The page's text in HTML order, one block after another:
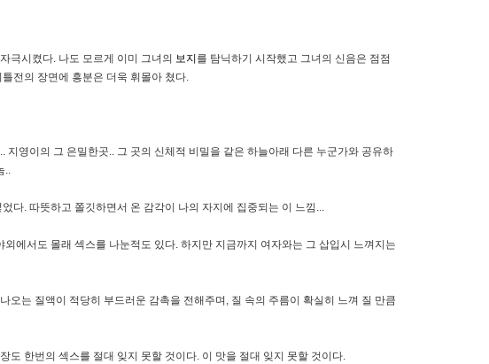
극시켰다. 나도 모르게 이미 그녀의 보지 를 탐닉하기 시작했고 그녀의 신음은 점점
전의 장면에 흥분은 더욱 휘몰아 쳤다.
지영이의 그 은밀한곳.. 그 곳의 신체적 비밀을 같은 하늘아래 다른 누군가와 공유하
..
다. 따뜻하고 쫄깃하면서 온 감각이 나의 자지에 집중되는 이 느낌...
에서도 몰래 섹스를 나눈적도 있다. 하지만 지금까지 여자와는 그 삽입시 느껴지는
는 질액이 적당히 부드러운 감촉을 전해주며, 질 속의 주름이 확실히 느껴 질 만큼
도 한번의 섹스를 절대 잊지 못할 것이다. 이 맛을 절대 잊지 못할 것이다.